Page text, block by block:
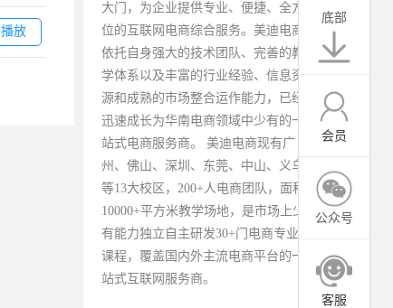
底部
会员
公众号
客服
播放
大门，为企业提供专业、便捷、全方
位的互联网电商综合服务。美迪电商
依托自身强大的技术团队、完善的教
学体系以及丰富的行业经验、信息资
源和成熟的市场整合运作能力，已经
迅速成长为华南电商领域中少有的一
站式电商服务商。 美迪电商现有广
州、佛山、深圳、东莞、中山、义乌
等13大校区，200+人电商团队，面积
10000+平方米教学场地，是市场上少
有能力独立自主研发30+门电商专业
课程，覆盖国内外主流电商平台的一
站式互联网服务商。